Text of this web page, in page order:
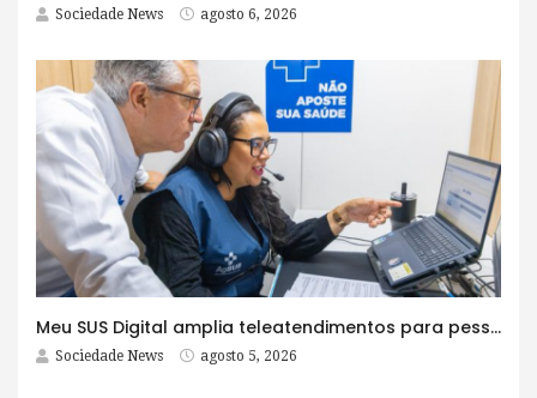
Sociedade News agosto 6, 2026
Meu SUS Digital amplia teleatendimentos para pessoas com problemas com jogos e apostas
Sociedade News agosto 5, 2026